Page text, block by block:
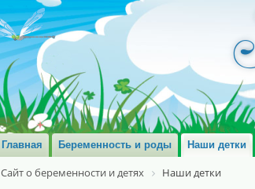
Главная Беременность и роды Наши детки
Сайт о беременности и детях Наши детки